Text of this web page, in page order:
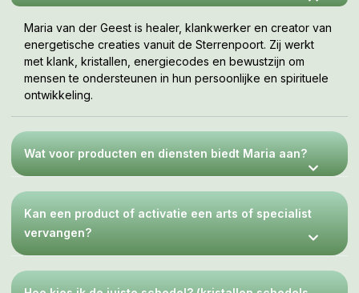
Maria van der Geest is healer, klankwerker en creator van
energetische creaties vanuit de Sterrenpoort. Zij werkt
met klank, kristallen, energiecodes en bewustzijn om
mensen te ondersteunen in hun persoonlijke en spirituele
ontwikkeling.
Wat voor producten en diensten biedt Maria aan?
Kan een product of activatie een arts of specialist
vervangen?